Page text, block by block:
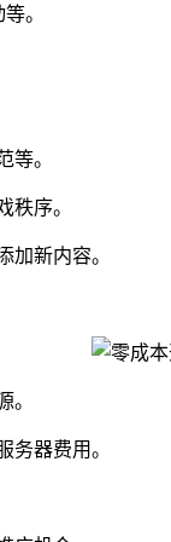
。
等。
秩序。
加新内容。
。
务器费用。